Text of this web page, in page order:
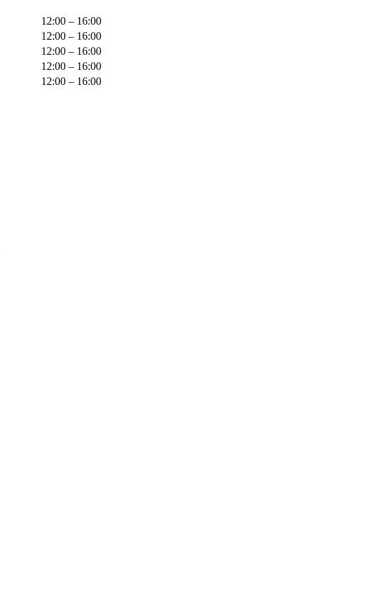
12:00 – 16:00
12:00 – 16:00
12:00 – 16:00
12:00 – 16:00
12:00 – 16:00